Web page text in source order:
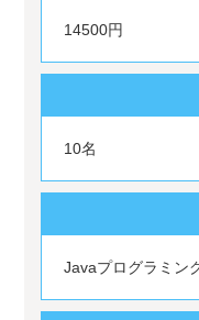
14500円
10名
Javaプログラミン